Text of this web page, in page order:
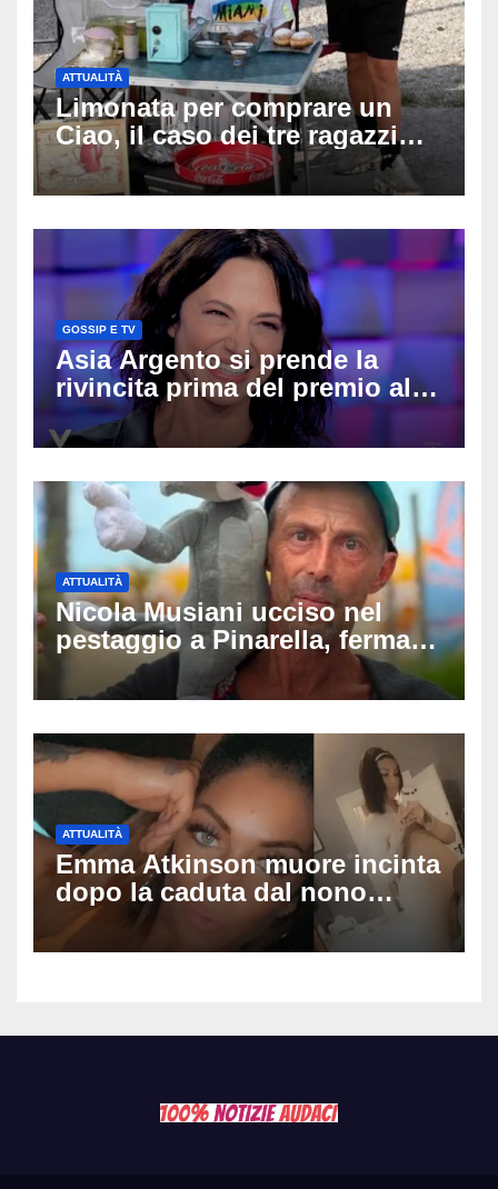
ATTUALITÀ
Limonata per comprare un
Ciao, il caso dei tre ragazzi
divide l’Italia: Fedriga li invita
in Regione, Vannacci li
GOSSIP E TV
Asia Argento si prende la
rivincita prima del premio alla
carriera: «Mi chiamano
raccomandata e cagna»
ATTUALITÀ
Nicola Musiani ucciso nel
pestaggio a Pinarella, fermati
quattro giovani: la svolta
dopo video, intercettazioni e
ATTUALITÀ
Emma Atkinson muore incinta
dopo la caduta dal nono
piano: la figlia nasce 30
minuti dopo e sta bene